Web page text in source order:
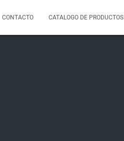
CONTACTO CATALOGO DE PRODUCTOS